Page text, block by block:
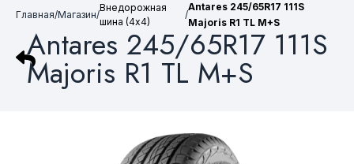
Главная/Магазин/
Внедорожная
шина (4х4)
/
Antares 245/65R17 111S
Majoris R1 TL M+S
Antares 245/65R17 111S
Majoris R1 TL M+S